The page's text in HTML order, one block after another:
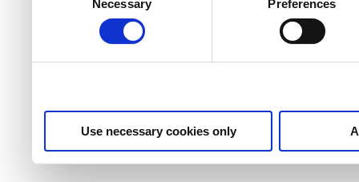
Necessary Preferences
Use necessary cookies only